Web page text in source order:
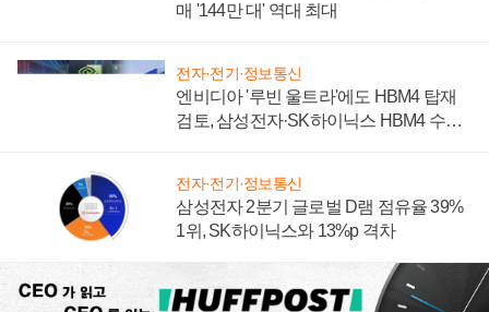
매 '144만 대' 역대 최대
전자·전기·정보통신
엔비디아 '루빈 울트라'에도 HBM4 탑재
검토, 삼성전자·SK하이닉스 HBM4 수율
전자·전기·정보통신
삼성전자 2분기 글로벌 D램 점유율 39%
1위, SK하이닉스와 13%p 격차